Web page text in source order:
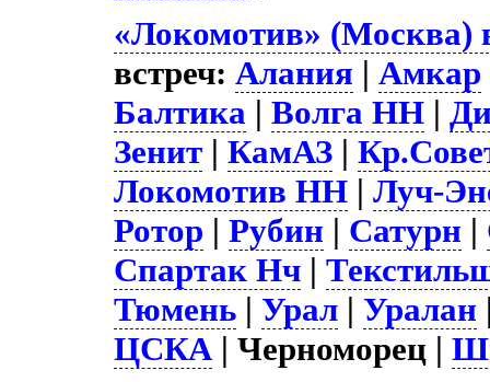
«Локомотив» (Москва)
встреч:Алания |Амкар
Балтика |Волга НН |
Зенит |КамАЗ |
Локомотив НН |Луч-
Ротор |Рубин | Сатурн |
Спартак Нч |
Тюмень |Урал |Уралан
ЦСКА | Черноморец |